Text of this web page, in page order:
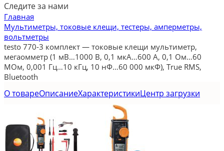
Следите за нами
Главная
Мультиметры, токовые клещи, тестеры, амперметры,
вольтметры
testo 770-3 комплект — токовые клещи мультиметр,
мегаомметр (1 мВ…1000 В, 0,1 мкА…600 A, 0,1 Ом…60
МОм, 0,001 Гц…10 кГц, 10 нФ…60 000 мкФ), True RMS,
Bluetooth
О товареОписаниеХарактеристикиЦентр загрузки